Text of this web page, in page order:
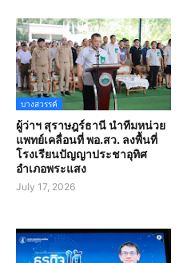
บางสวรรค์
ผู้ว่าฯ สุราษฎร์ธานี นำทีมหน่วย
แพทย์เคลื่อนที่ พอ.สว. ลงพื้นที่
โรงเรียนปัญญาประชาอุทิศ
อำเภอพระแสง
July 17, 2026